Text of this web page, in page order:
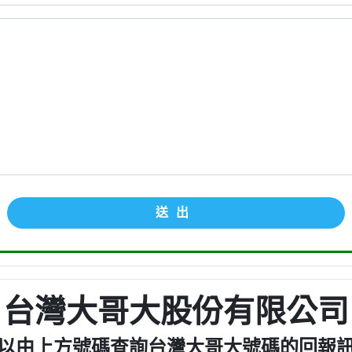
送出
台灣大哥大股份有限公司
由上方號碼查詢台灣大哥大號碼的回報